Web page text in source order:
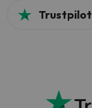
Trustpilot